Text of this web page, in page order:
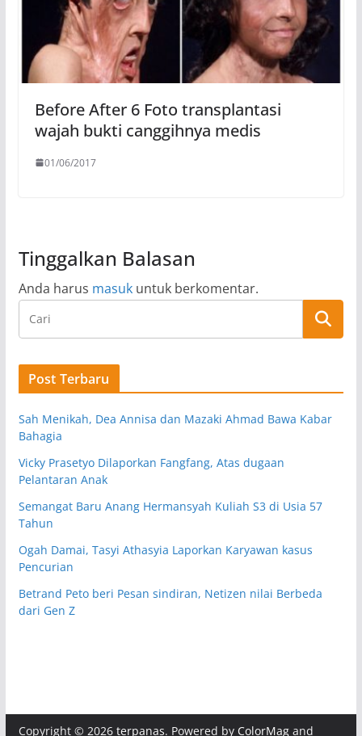
Before After 6 Foto transplantasi
wajah bukti canggihnya medis
01/06/2017
Tinggalkan Balasan
Anda harus masukuntuk berkomentar.
Post Terbaru
Sah Menikah, Dea Annisa dan Mazaki Ahmad Bawa Kabar
Bahagia
Vicky Prasetyo Dilaporkan Fangfang, Atas dugaan
Pelantaran Anak
Semangat Baru Anang Hermansyah Kuliah S3 di Usia 57
Tahun
Ogah Damai, Tasyi Athasyia Laporkan Karyawan kasus
Pencurian
Betrand Peto beri Pesan sindiran, Netizen nilai Berbeda
dari Gen Z
Copyright © 2026 terpanas. Powered by ColorMagand